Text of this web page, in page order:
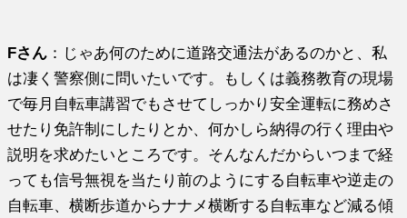
Fさん ：じゃあ何のために道路交通法があるのかと、私
は凄く警察側に問いたいです。もしくは義務教育の現場
で毎月自転車講習でもさせてしっかり安全運転に務めさ
せたり免許制にしたりとか、何かしら納得の行く理由や
説明を求めたいところです。そんなんだからいつまで経
っても信号無視を当たり前のようにする自転車や逆走の
自転車、横断歩道からナナメ横断する自転車など減る傾